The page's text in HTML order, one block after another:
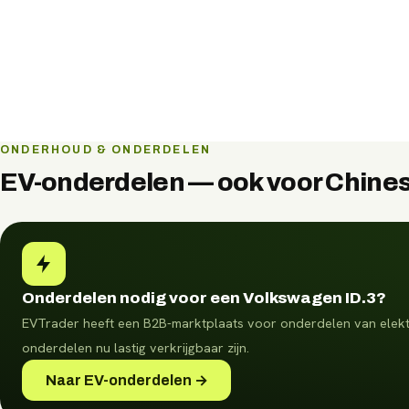
ONDERHOUD & ONDERDELEN
EV-onderdelen — ook voor
Onderdelen nodig voor een Volkswagen ID.3?
EVTrader heeft een B2B-marktplaats voor onderdelen van
onderdelen nu lastig verkrijgbaar zijn.
Naar EV-onderdelen →